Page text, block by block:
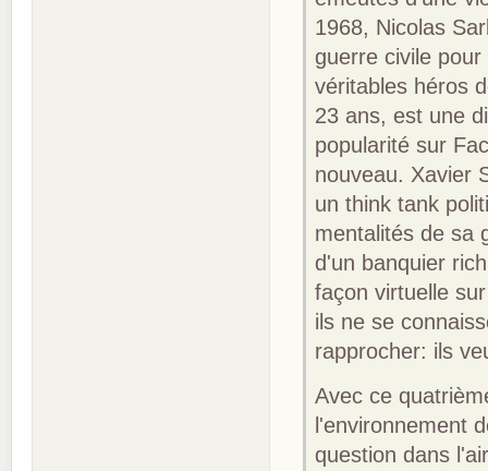
1968, Nicolas
guerre civile
véritables héros
23 ans, est une
popularité sur
nouveau. Xavier
un think tank
mentalités de sa
d'un banquier
façon virtuelle
ils ne se
rapprocher: ils
Avec ce
l'environnement
question dans